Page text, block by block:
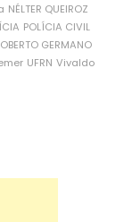
NÉLTER QUEIROZ
POLÍCIA CIVIL
GERMANO
UFRN Vivaldo